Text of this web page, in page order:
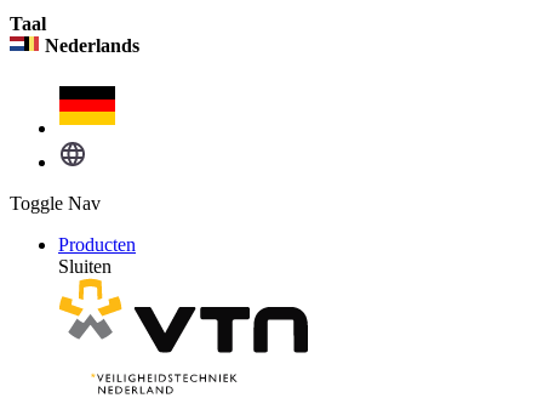
Taal
Nederlands
Toggle Nav
Producten
Sluiten